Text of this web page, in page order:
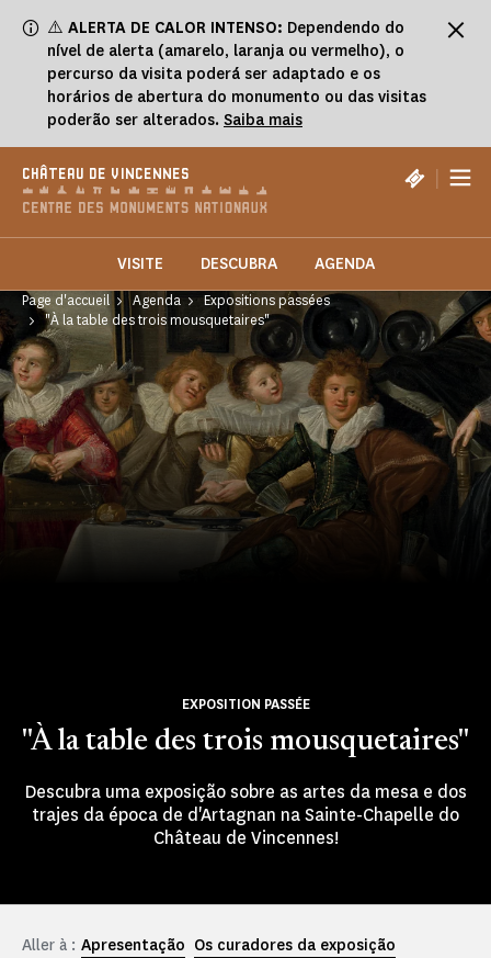
⚠️ ALERTA DE CALOR INTENSO: Dependendo do
nível de alerta (amarelo, laranja ou vermelho), o
percurso da visita poderá ser adaptado e os
horários de abertura do monumento ou das visitas
poderão ser alterados. Saiba mais
CHÂTEAU DE VINCENNES |
VISITE DESCUBRA AGENDA
Page d'accueil Agenda
Expositions passées
"À la table des trois mousquetaires"
"À la table des trois mousquetaires"
EXPOSITION PASSÉE
Descubra uma exposição sobre as artes da mesa e dos
trajes da época de d'Artagnan na Sainte-Chapelle do
Château de Vincennes!
Aller à : Apresentação Os curadores da exposição